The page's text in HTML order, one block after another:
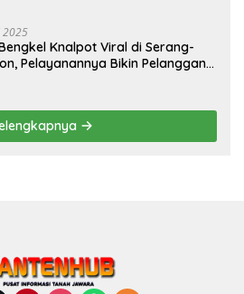
2025
Knalpot Viral di Serang-
Pelayanannya Bikin Pelanggan